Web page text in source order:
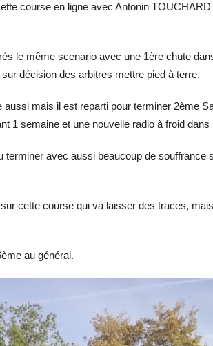
course en ligne avec Antonin
le même scenario avec une 1ère chute
décision des arbitres mettre pied à terre.
mais il est reparti pour terminer 2ème
1 semaine et une nouvelle radio à froid dans
avec aussi beaucoup de
cette course qui va laisser des traces,
au général.